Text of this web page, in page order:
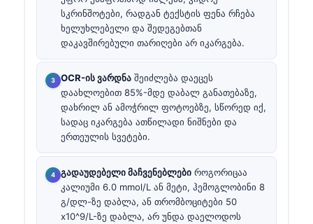
სკრინშოტები, რადგან ტექსტის ფენა რჩება
ხელუხლებელი და შედეგებთან
დაკავშირებული თარიღები არ იკარგება.
OCR-ის ვარდნა შეიძლება დაეცეს
დაახლოებით 85%-მდე დაბალ განათებაზე,
დახრილ ან ამოჭრილ ფოტოებზე, სწორედ იქ,
სადაც იკარგება ათწილადი ნიშნები და
ერთეულის სვეტები.
გადაუდებელი მაჩვენებლები როგორიცაა
კალიუმი 6.0 mmol/L ან მეტი, ჰემოგლობინი 8
გ/დლ-ზე დაბლა, ან თრომბოციტები 50
x10^9/L-ზე დაბლა, არ უნდა დაელოდოს